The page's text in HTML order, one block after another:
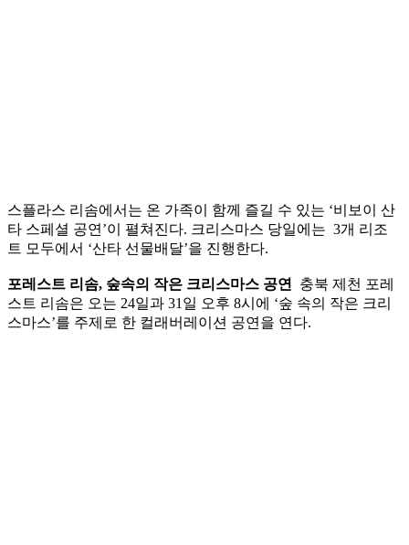
스플라스 리솜에서는 온 가족이 함께 즐길 수 있는 ‘비보이 산
타 스페셜 공연’이 펼쳐진다. 크리스마스 당일에는 3개 리조
트 모두에서 ‘산타 선물배달’을 진행한다.
포레스트 리솜, 숲속의 작은 크리스마스 공연 충북 제천 포레
스트 리솜은 오는 24일과 31일 오후 8시에 ‘숲 속의 작은 크리
스마스’를 주제로 한 컬래버레이션 공연을 연다.